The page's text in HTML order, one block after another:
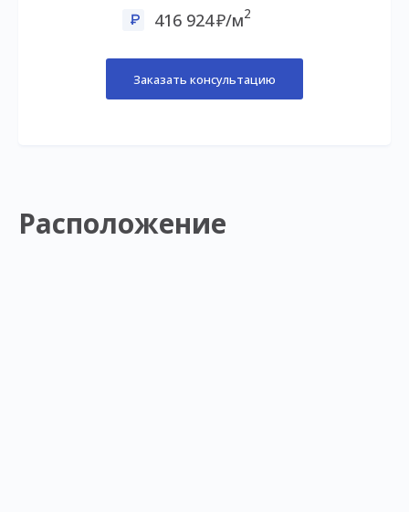
416 924 /м2
Заказать консультацию
Расположение